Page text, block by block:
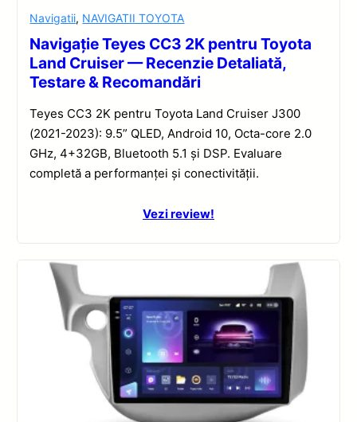
Navigatii, NAVIGATII TOYOTA
Navigație Teyes CC3 2K pentru Toyota
Land Cruiser — Recenzie Detaliată,
Testare & Recomandări
Teyes CC3 2K pentru Toyota Land Cruiser J300
(2021-2023): 9.5” QLED, Android 10, Octa-core 2.0
GHz, 4+32GB, Bluetooth 5.1 și DSP. Evaluare
completă a performanței și conectivității.
Vezi review!